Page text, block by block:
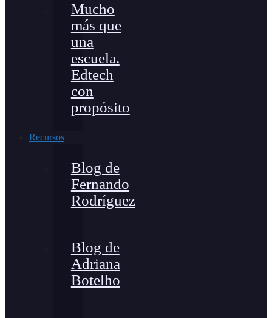
Mucho
más que
una
escuela.
Edtech
con
propósito
Recursos
Blog de
Fernando
Rodríguez
Blog de
Adriana
Botelho